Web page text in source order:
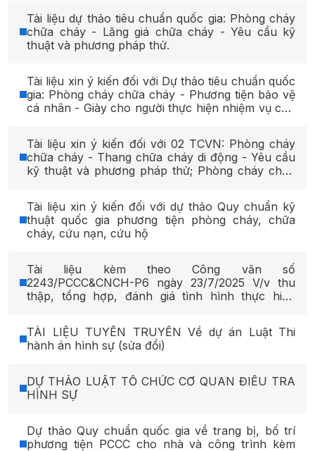
Tài liệu dự thảo tiêu chuẩn quốc gia: Phòng cháy
chữa cháy - Lăng giá chữa cháy - Yêu cầu kỹ
thuật và phương pháp thử.
Tài liệu xin ý kiến đối với Dự thảo tiêu chuẩn quốc
gia: Phòng cháy chữa cháy - Phương tiện bảo vệ
cá nhân - Giày cho người thực hiện nhiệm vụ cứu
Tài liệu xin ý kiến đối với 02 TCVN: Phòng cháy
chữa cháy - Thang chữa cháy di động - Yêu cầu
kỹ thuật và phương pháp thử; Phòng cháy chữa
người thực hiện nhiệm vụ cứu nạn, cứu hộ.
Tài liệu xin ý kiến đối với dự thảo Quy chuẩn kỹ
thuật quốc gia phương tiện phòng cháy, chữa
cháy, cứu nạn, cứu hộ
Tài liệu kèm theo Công văn số
2243/PCCC&CNCH-P6 ngày 23/7/2025 V/v thu
thập, tổng hợp, đánh giá tình hình thực hiện
TÀI LIỆU TUYÊN TRUYỀN Về dự án Luật Thi
hành án hình sự (sửa đổi)
DỰ THẢO LUẬT TỔ CHỨC CƠ QUAN ĐIỀU TRA
HÌNH SỰ
Dự thảo Quy chuẩn quốc gia về trang bị, bố trí
phương tiện PCCC cho nhà và công trình kèm